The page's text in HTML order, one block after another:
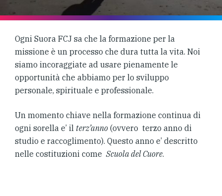
Ogni Suora FCJ sa che la formazione per la
missione è un processo che dura tutta la vita. Noi
siamo incoraggiate ad usare pienamente le
opportunità che abbiamo per lo sviluppo
personale, spirituale e professionale.
Un momento chiave nella formazione continua di
ogni sorella e’ il terz’anno (ovvero terzo anno di
studio e raccoglimento). Questo anno e’ descritto
nelle costituzioni come Scuola del Cuore.